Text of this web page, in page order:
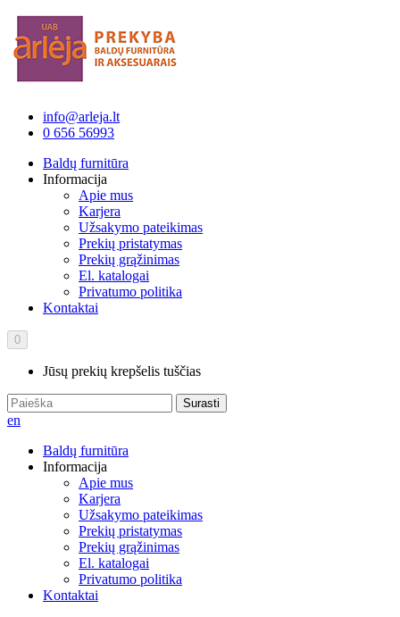
info@arleja.lt
0 656 56993
Baldų furnitūra
Informacija
Apie mus
Karjera
Užsakymo pateikimas
Prekių pristatymas
Prekių grąžinimas
El. katalogai
Privatumo politika
Kontaktai
0
Jūsų prekių krepšelis tuščias
Surasti
en
Baldų furnitūra
Informacija
Apie mus
Karjera
Užsakymo pateikimas
Prekių pristatymas
Prekių grąžinimas
El. katalogai
Privatumo politika
Kontaktai